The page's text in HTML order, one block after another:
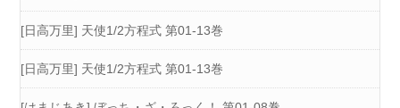
[日高万里] 天使1/2方程式 第01-13巻
[日高万里] 天使1/2方程式 第01-13巻